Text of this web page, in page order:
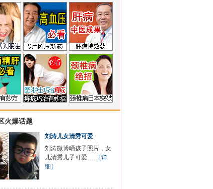
火爆话题
刘涛儿女清秀可爱
刘涛微博晒孩子照片，女
儿清秀儿子可爱……[详
细]